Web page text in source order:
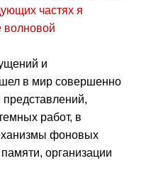
частях я
волновой
и
в мир совершенно
работ, в
фоновых
организации